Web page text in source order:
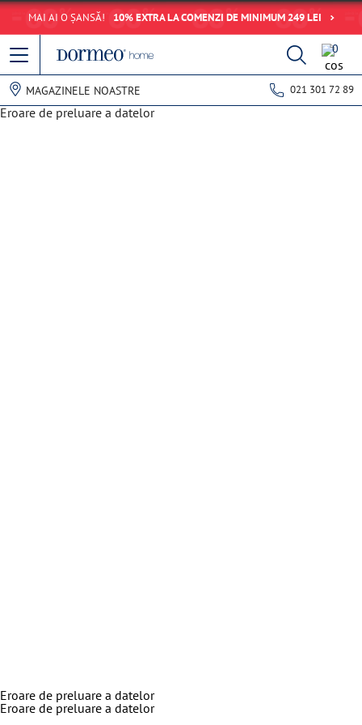
MAI AI O ȘANSĂ! 10% EXTRA LA COMENZI DE MINIMUM 249 LEI
0
MAGAZINELE NOASTRE 021 301 72 89
Eroare de preluare a datelor
Eroare de preluare a datelor
Eroare de preluare a datelor